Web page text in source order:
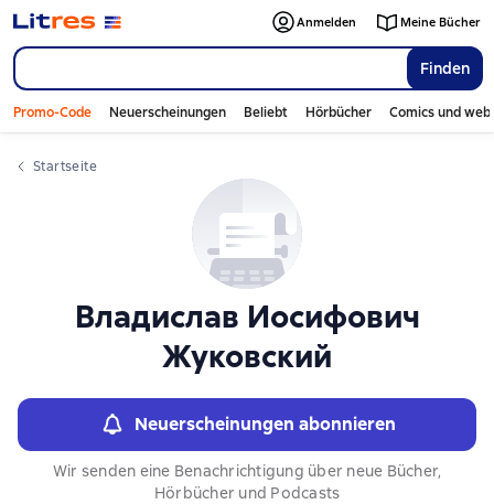
Finden
Anmelden Meine Bücher
Promo-Code Neuerscheinungen Beliebt Hörbücher Comics und
Startseite
Владислав Иосифович
Жуковский
Neuerscheinungen abonnieren
Wir senden eine Benachrichtigung über neue Bücher,
Hörbücher und Podcasts
Слайдер с книгами